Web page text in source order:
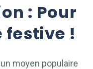
: Pour
festive !
moyen populaire